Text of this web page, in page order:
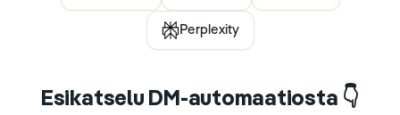
Perplexity
Esikatselu DM-automaatiosta 👇